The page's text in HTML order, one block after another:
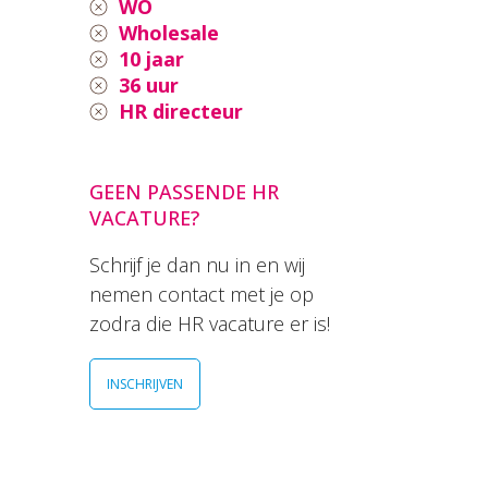
WO
Wholesale
10 jaar
36 uur
HR directeur
GEEN PASSENDE HR
VACATURE?
Schrijf je dan nu in en wij
nemen contact met je op
zodra die HR vacature er is!
INSCHRIJVEN